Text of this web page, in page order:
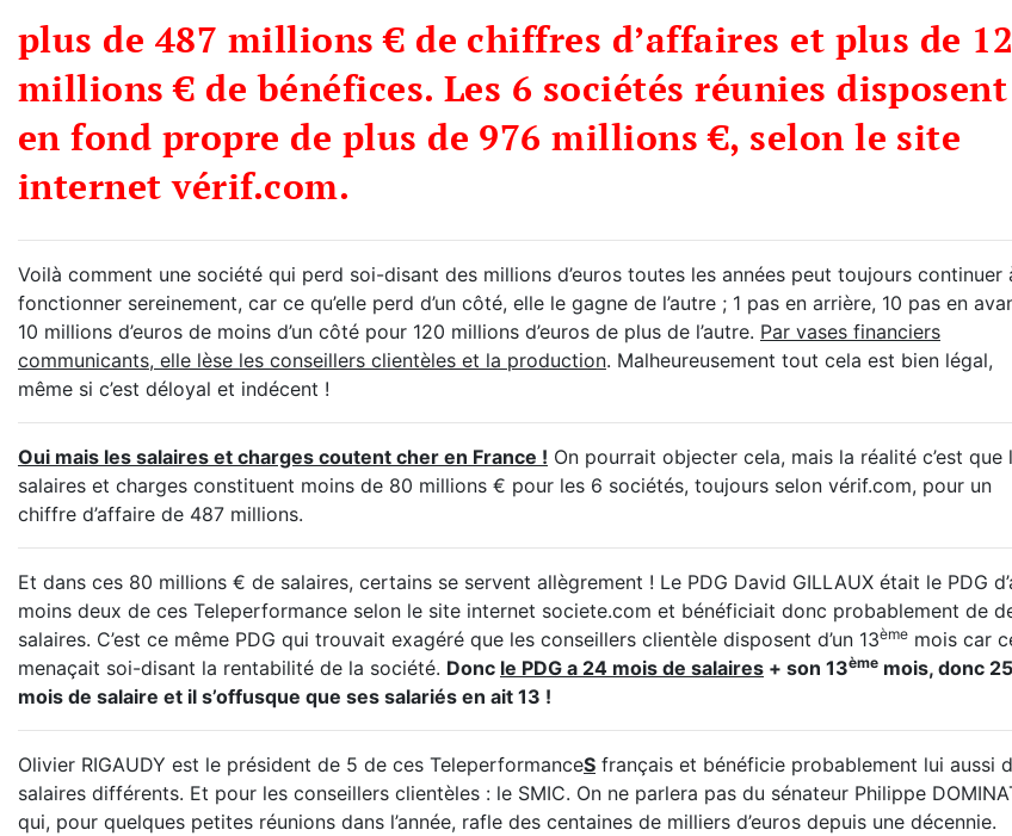
plus de 487 millions € de chiffres d’affaires et plus de
millions € de bénéfices. Les 6 sociétés réunies disposent
en fond propre de plus de 976 millions €, selon le site
internet vérif.com.
Voilà comment une société qui perd soi-disant des millions d’euros toutes les années peut toujours continuer
fonctionner sereinement, car ce qu’elle perd d’un côté, elle le gagne de l’autre ; 1 pas en arrière, 10 pas en
10 millions d’euros de moins d’un côté pour 120 millions d’euros de plus de l’autre. Par vases financiers
communicants, elle lèse les conseillers clientèles et la production. Malheureusement tout cela est bien légal,
même si c’est déloyal et indécent !
Oui mais les salaires et charges coutent cher en France ! On pourrait objecter cela, mais la réalité c’est que
salaires et charges constituent moins de 80 millions € pour les 6 sociétés, toujours selon vérif.com, pour un
chiffre d’affaire de 487 millions.
Et dans ces 80 millions € de salaires, certains se servent allègrement ! Le PDG David GILLAUX était le PDG
moins deux de ces Teleperformance selon le site internet societe.com et bénéficiait donc probablement de
salaires. C’est ce même PDG qui trouvait exagéré que les conseillers clientèle disposent d’un 13ème mois car
menaçait soi-disant la rentabilité de la société. Donc le PDG a 24 mois de salaires + son 13ème mois, donc 25
mois de salaire et il s’offusque que ses salariés en ait 13 !
Olivier RIGAUDY est le président de 5 de ces TeleperformanceS français et bénéficie probablement lui aussi
salaires différents. Et pour les conseillers clientèles : le SMIC. On ne parlera pas du sénateur Philippe
qui, pour quelques petites réunions dans l’année, rafle des centaines de milliers d’euros depuis une décennie.